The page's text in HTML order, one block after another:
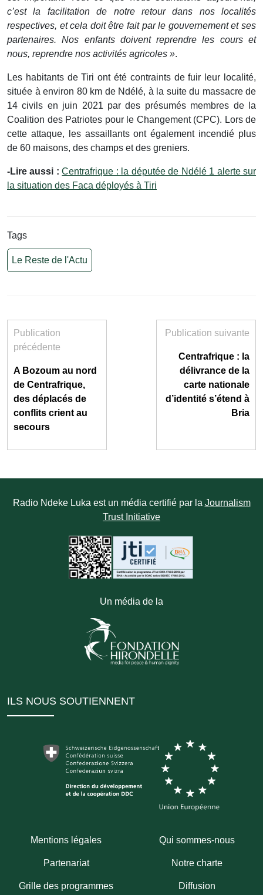
c’est la facilitation de notre retour dans nos localités
respectives, et cela doit être fait par le gouvernement et ses
partenaires. Nos enfants doivent reprendre les cours et
nous, reprendre nos activités agricoles ».
Les habitants de Tiri ont été contraints de fuir leur localité,
située à environ 80 km de Ndélé, à la suite du massacre de
14 civils en juin 2021 par des présumés membres de la
Coalition des Patriotes pour le Changement (CPC). Lors de
cette attaque, les assaillants ont également incendié plus
de 60 maisons, des champs et des greniers.
-Lire aussi : Centrafrique : la députée de Ndélé 1 alerte sur
la situation des Faca déployés à Tiri
Tags
Le Reste de l'Actu
Publication
précédente
A Bozoum au nord
de Centrafrique,
des déplacés de
conflits crient au
secours
Publication suivante
Centrafrique : la
délivrance de la
carte nationale
d’identité s’étend à
Bria
Radio Ndeke Luka est un média certifié par la Journalism
Trust Initiative
Un média de la
ILS NOUS SOUTIENNENT
Mentions légales Qui sommes-nous
Partenariat Notre charte
Grille des programmes Diffusion